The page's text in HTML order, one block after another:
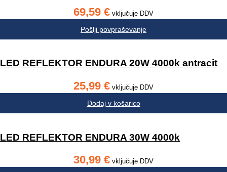
69,59 € vključuje DDV
Pošlji povpraševanje
LED REFLEKTOR ENDURA 20W 4000k antracit
25,99 € vključuje DDV
Dodaj v košarico
LED REFLEKTOR ENDURA 30W 4000k
30,99 € vključuje DDV